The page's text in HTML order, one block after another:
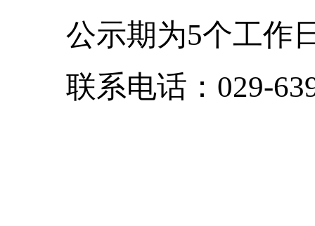
公示期为5个工作
联系电话：029-